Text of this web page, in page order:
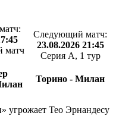
матч
Следующий матч:
23.08.2026 21:45
Серия А, 1 тур
Торино - Милан
угрожает Тео Эрнандесу